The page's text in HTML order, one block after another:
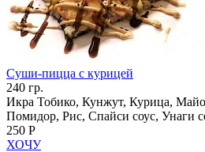
Суши-пицца с курицей
240 гр.
Икра Тобико, Кунжут, Курица,
Помидор, Рис, Спайси соус, Унаги
250 Р
ХОЧУ